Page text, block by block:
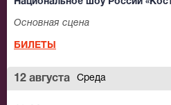
Национальное шоу России
Основная сцена
БИЛЕТЫ
12 августа Среда